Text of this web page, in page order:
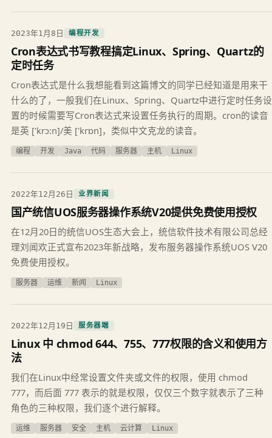
2023年1月8日 编程开发
Cron表达式书写教程搞定Linux、Spring、Quartz的
定时任务
Cron表达式是什么我想能看到这篇博文的同学已经知道是用来干
什么的了，一般我们在Linux、Spring、Quartz中进行定时任务设
置的时候需要写Cron表达式来设置任务执行的周期。cron的读音
是英 ['krɔ:n]/美 ['krɒn]，类似中文克龙的读音。
编程 开发 Java 代码 服务器 主机 Linux
2022年12月26日 业界新闻
国产统信UOS服务器操作系统V20提供免费使用授权
在12月20日的统信UOS生态大会上，统信软件技术有限公司总经
理刘闻欢正式宣布2023年新战略，发布服务器操作系统UOS V20
免费使用授权。
服务器 运维 新闻 Linux
2022年12月19日 服务器端
Linux 中 chmod 644、755、777权限的含义和使用方
法
我们在Linux中经常设置文件夹或文件的权限，使用 chmod
777，而后面 777 表示的就是权限，仅仅三个数字就表示了三种
角色的三种权限，我们逐个进行解释。
运维 服务器 安全 主机 云计算 Linux